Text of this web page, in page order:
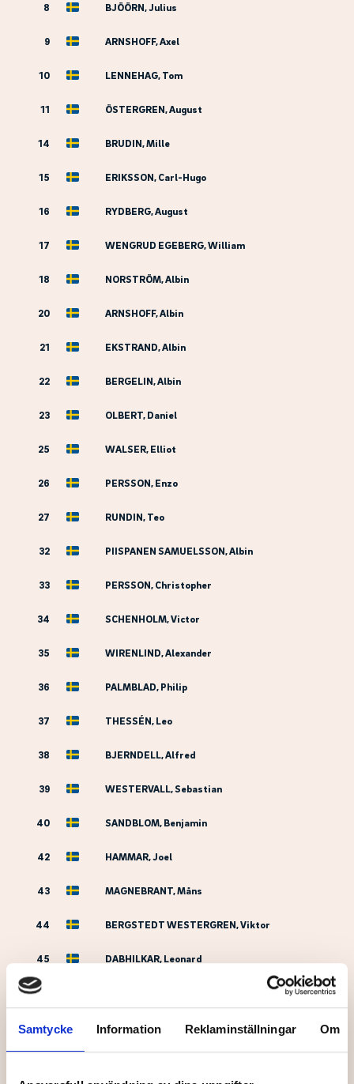
Samtycke Information Reklaminställningar Om
8 BJÖÖRN, Julius
9 ARNSHOFF, Axel
10 LENNEHAG, Tom
11 ÖSTERGREN, August
14 BRUDIN, Mille
15 ERIKSSON, Carl-Hugo
16 RYDBERG, August
17 WENGRUD EGEBERG, William
18 NORSTRÖM, Albin
20 ARNSHOFF, Albin
21 EKSTRAND, Albin
22 BERGELIN, Albin
23 OLBERT, Daniel
25 WALSER, Elliot
26 PERSSON, Enzo
27 RUNDIN, Teo
32 PIISPANEN SAMUELSSON, Albin
33 PERSSON, Christopher
34 SCHENHOLM, Victor
35 WIRENLIND, Alexander
36 PALMBLAD, Philip
37 THESSÉN, Leo
38 BJERNDELL, Alfred
39 WESTERVALL, Sebastian
40 SANDBLOM, Benjamin
42 HAMMAR, Joel
43 MAGNEBRANT, Måns
44 BERGSTEDT WESTERGREN, Viktor
45 DABHILKAR, Leonard
46
47 WESTERSTAD, Albin